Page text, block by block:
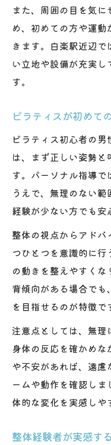
また、周囲の目を気
め、初めての方や運
きます。白楽駅近辺
い立地や設備が充実
す。
ピラティスが初めて
ピラティス初心者の
は、まず正しい姿勢
す。パーソナル指導
うえで、無理のない
経験が少ない方でも安
整体の視点からアド
つひとつを意識的に
の動きを整えやすく
背傾向がある場合で
を目指せるのが特徴で
注意点としては、無理
身体の反応を確かめ
や不安があれば、遠慮
ームや動作を確認し
体的な変化を実感しや
整体経験者が実感す